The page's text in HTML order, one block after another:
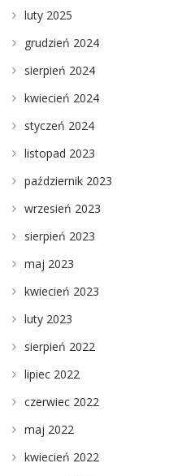
luty 2025
grudzień 2024
sierpień 2024
kwiecień 2024
styczeń 2024
listopad 2023
październik 2023
wrzesień 2023
sierpień 2023
maj 2023
kwiecień 2023
luty 2023
sierpień 2022
lipiec 2022
czerwiec 2022
maj 2022
kwiecień 2022